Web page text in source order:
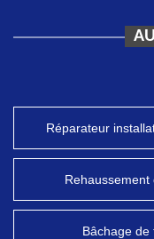
Réparateur
Bâchage de